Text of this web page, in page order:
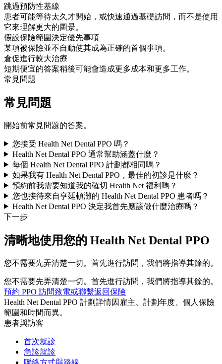
跳過預防性基線
患者可能等待太久才開始，或快速通過基礎訪問，而不是使用
它來理解更大的圖景。
假設保險範圍決定優先事項
某項被保險並不自動使其成為正確的首個事項。
倉促進行較大治療
短期便宜的答案稍後可能會造成更多成本和更多工作。
常見問題
常見問題
開始前常見問題的答案。
您接受 Health Net Dental PPO 嗎？
Health Net Dental PPO 通常幫助涵蓋什麼？
每個 Health Net Dental PPO 計劃都相同嗎？
如果我有 Health Net Dental PPO，最佳的初診是什麼？
預約前我需要知道我的確切 Health Net 福利嗎？
您也接待來自亨廷頓灘的 Health Net Dental PPO 患者嗎？
Health Net Dental PPO 決定我首先應該做什麼治療嗎？
下一步
清晰地使用您的 Health Net Dental PPO
您不需要先弄清楚一切。首先進行訪問，我們將指導其餘的。
您不需要先弄清楚一切。首先進行訪問，我們將指導其餘的。
預約 PPO 訪問致電或聯繫返回保險
Health Net Dental PPO 計劃詳情因雇主、計劃年度、個人保險
範圍和時間而異。
患者與訪客
首次就診
急診就診
聯絡方式與路線